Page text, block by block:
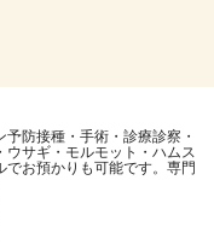
防接種・手術・診療診察・
ウサギ・モルモット・ハムス
お預かりも可能です。専門